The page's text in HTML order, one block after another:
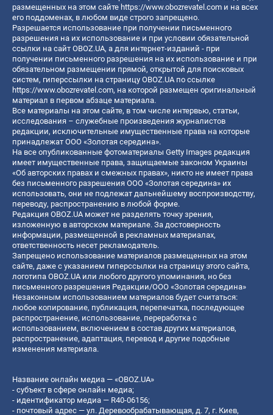
размещенных на этом сайте https://www.obozrevatel.com и на всех
его поддоменах, в любом виде строго запрещено.
Разрешается использование при получении письменного
разрешения на их использование и при условии обязательной
ссылки на сайт OBOZ.UA, а для интернет-изданий - при
получении письменного разрешения на их использование и при
обязательном размещении прямой, открытой для поисковых
систем, гиперссылки на страницу OBOZ.UA по ссылке
https://www.obozrevatel.com, на которой размещен оригинальный
материал в первом абзаце материала.
Все материалы на этом сайте, в том числе интервью, статьи,
исследования – служебные произведения журналистов
редакции, исключительные имущественные права на которые
принадлежат ООО «Золотая середина».
На все опубликованные фотоматериалы Getty Images редакция
имеет имущественные права, защищаемые законом Украины
«Об авторских правах и смежных правах», никто не имеет права
без письменного разрешения ООО «Золотая середина» их
использовать, они не подлежат дальнейшему воспроизводству,
переводу, распространению в любой форме.
Редакция OBOZ.UA может не разделять точку зрения,
изложенную в авторском материале. За достоверность
информации, размещенной в рекламных материалах,
ответственность несет рекламодатель.
Запрещено использование материалов размещенных на этом
сайте, даже с указанием гиперссылки на страницу этого сайта,
логотипа OBOZ.UA или любого другого упоминания, но без
письменного разрешения Редакции/ООО «Золотая середина»
Незаконным использованием материалов будет считаться:
любое копирование, публикация, перепечатка, последующее
распространение, использование, переработка с
использованием, включением в состав других материалов,
распространение, адаптация, перевод и другие подобные
изменения материала.
Название онлайн медиа — «OBOZ.UA»
- субъект в сфере онлайн медиа;
- идентификатор медиа — R40-06156;
- почтовый адрес — ул. Деревообрабатывающая, д. 7, г. Киев,